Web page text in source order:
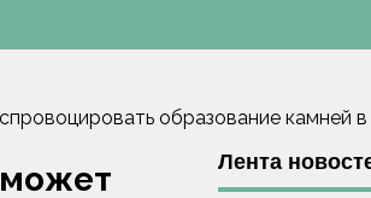
образование камней в
может
Лента